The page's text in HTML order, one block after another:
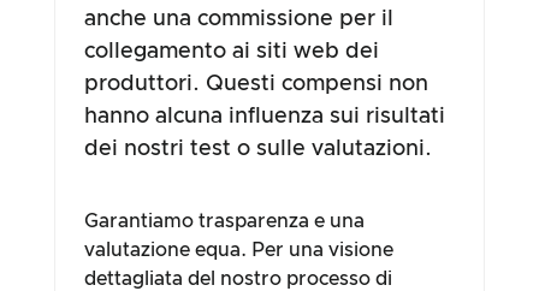
anche una commissione per il
collegamento ai siti web dei
produttori. Questi compensi non
hanno alcuna influenza sui risultati
dei nostri test o sulle valutazioni.
Garantiamo trasparenza e una
valutazione equa. Per una visione
dettagliata del nostro processo di